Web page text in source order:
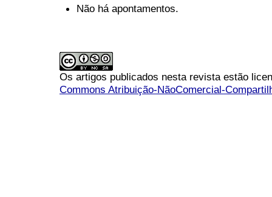
Não há apontamentos.
Os artigos publicados nesta revista estão
Commons Atribuição-NãoComercial-